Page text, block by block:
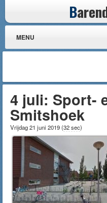
B
MENU
4 juli: Sport-
Smitshoek
Vrijdag 21 juni 2019(32 sec)